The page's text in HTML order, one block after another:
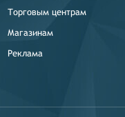
Торговым центрам
Магазинам
Реклама